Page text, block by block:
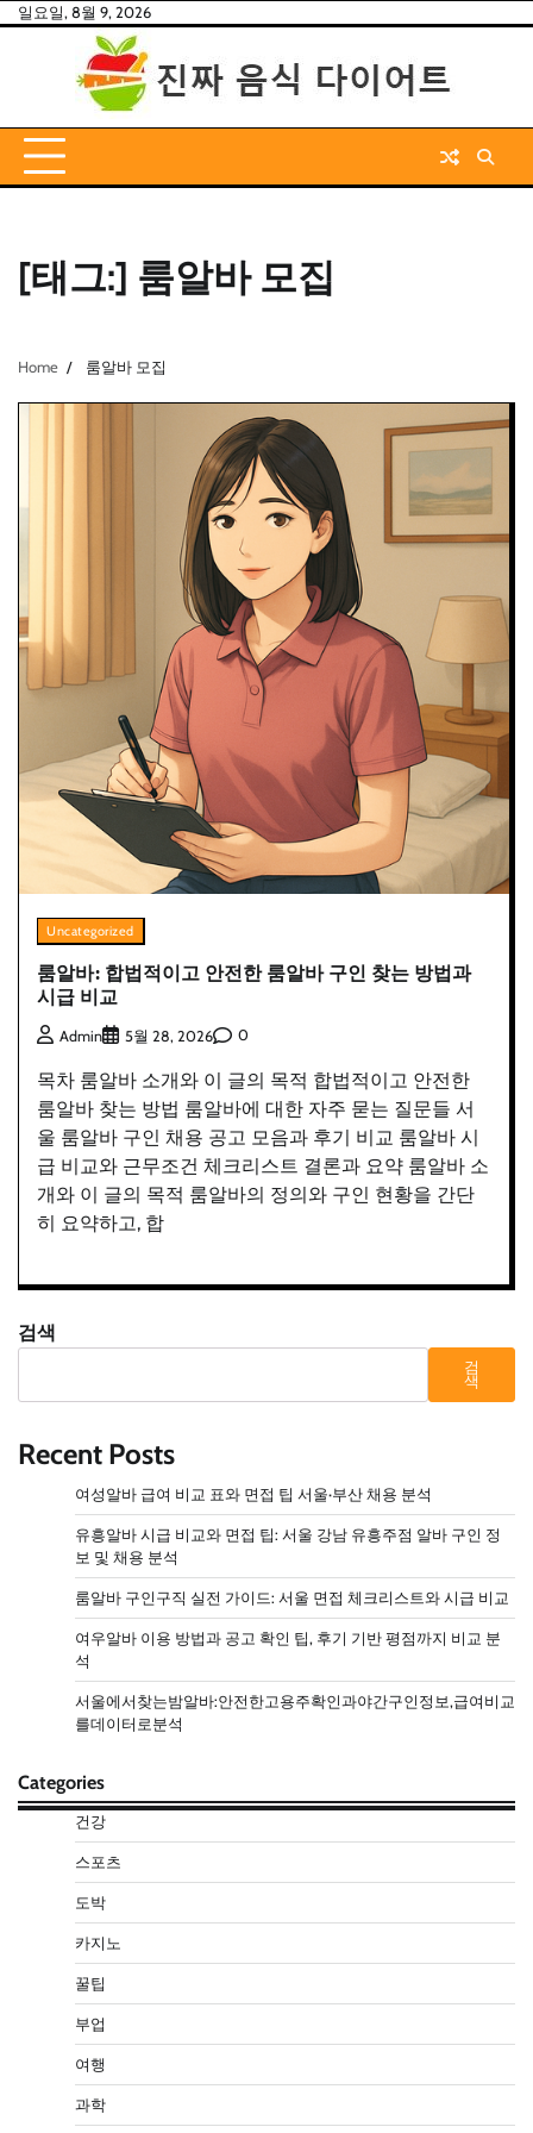
Skip일요일, 8월 9, 2026
[태그:] 룸알바 모집
Home 룸알바 모집
Uncategorized
룸알바: 합법적이고 안전한 룸알바 구인 찾는 방법과
시급 비교
Admin 5월 28, 2026 0
목차 룸알바 소개와 이 글의 목적 합법적이고 안전한
룸알바 찾는 방법 룸알바에 대한 자주 묻는 질문들 서
울 룸알바 구인 채용 공고 모음과 후기 비교 룸알바 시
급 비교와 근무조건 체크리스트 결론과 요약 룸알바 소
개와 이 글의 목적 룸알바의 정의와 구인 현황을 간단
히 요약하고, 합
검색
검
색
Recent Posts
여성알바 급여 비교 표와 면접 팁 서울·부산 채용 분석
유흥알바 시급 비교와 면접 팁: 서울 강남 유흥주점 알바 구인 정
보 및 채용 분석
룸알바 구인구직 실전 가이드: 서울 면접 체크리스트와 시급 비교
여우알바 이용 방법과 공고 확인 팁, 후기 기반 평점까지 비교 분
석
서울에서찾는밤알바:안전한고용주확인과야간구인정보,급여비교
를데이터로분석
Categories
건강
스포츠
도박
카지노
꿀팁
부업
여행
과학